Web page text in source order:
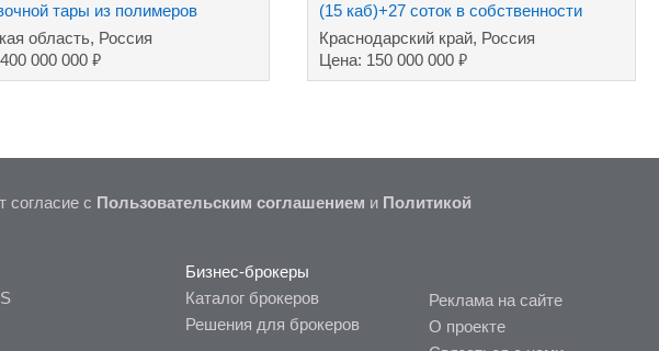
тары из полимеров
область, Россия
000 000 ₽
(15 каб)+27 соток в собственности
Краснодарский край, Россия
Цена: 150 000 000₽
с Пользовательским соглашением и Политикой
Бизнес-брокеры
Каталог брокеров
Решения для брокеров
Реклама на сайте
О проекте